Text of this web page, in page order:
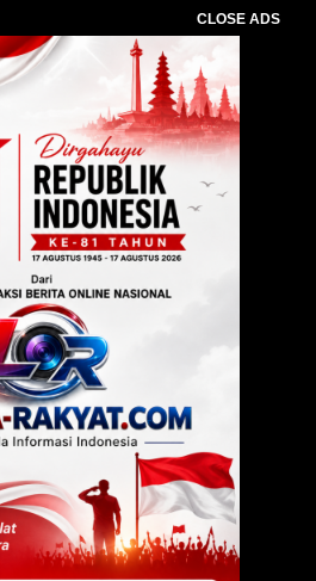
CLOSE ADS